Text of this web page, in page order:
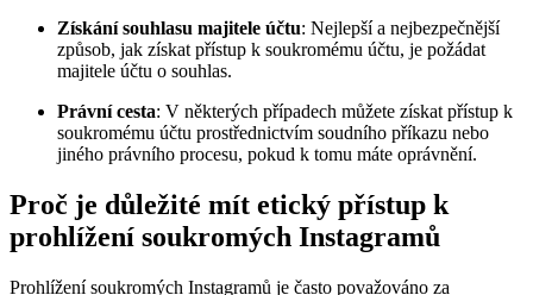
Získání souhlasu majitele účtu: Nejlepší a nejbezpečnější
způsob, jak získat přístup k soukromému účtu, je požádat
majitele účtu o souhlas.
Právní cesta: V některých případech můžete získat přístup k
soukromému účtu prostřednictvím soudního příkazu nebo
jiného právního procesu, pokud k tomu máte oprávnění.
Proč je důležité mít etický přístup k
prohlížení soukromých Instagramů
Prohlížení soukromých Instagramů je často považováno za